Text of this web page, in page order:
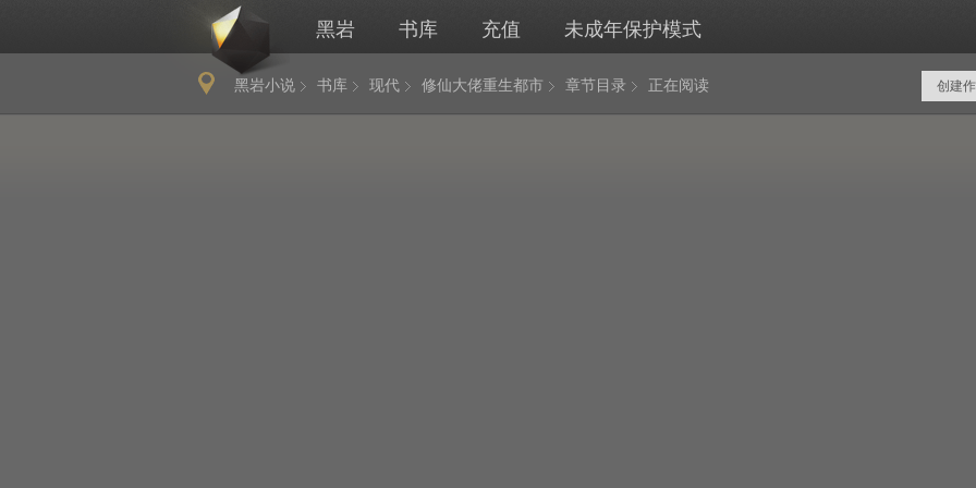
黑岩 书库 充值 未成年保护模式
黑岩小说 书库 现代 修仙大佬重生都市 章节目录 正在阅读 创建